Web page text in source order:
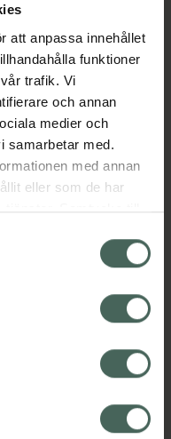
att anpassa innehållet
funktioner
trafik. Vi
och annan
medier och
samarbetar med.
med annan
eller som de har
tjänster. Samtycke till
påverkar inte
innan återkallelsen.
Dölj
hittar oss från Skåne i
vårt uppdrag att
att prata